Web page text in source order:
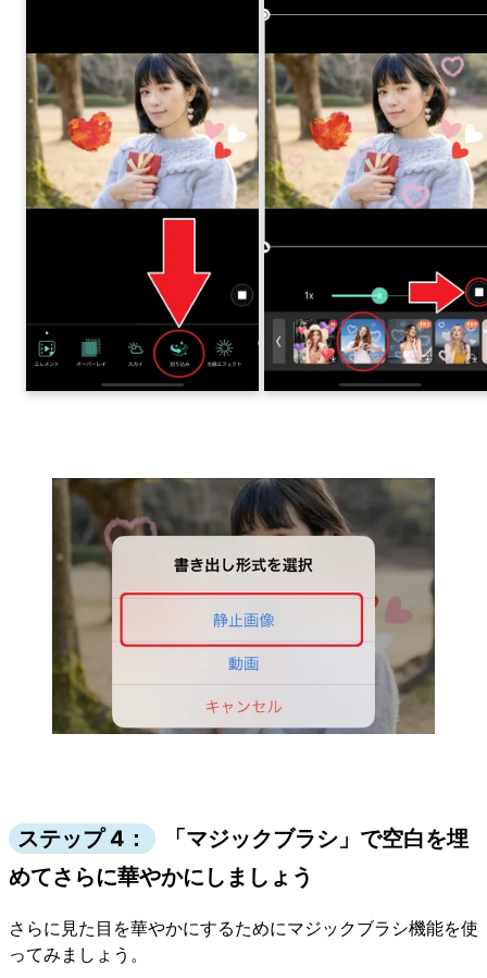
ステップ 4：
「マジックブラシ」で空白を埋
めてさらに華やかにしましょう
さらに見た目を華やかにするためにマジックブラシ機能を使
ってみましょう。